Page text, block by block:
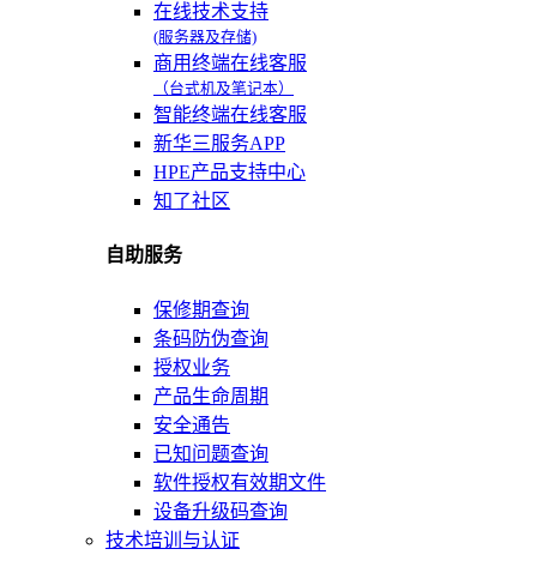
在线技术支持
(服务器及存储)
商用终端在线客服
（台式机及笔记本）
智能终端在线客服
新华三服务APP
HPE产品支持中心
知了社区
自助服务
保修期查询
条码防伪查询
授权业务
产品生命周期
安全通告
已知问题查询
软件授权有效期文件
设备升级码查询
技术培训与认证